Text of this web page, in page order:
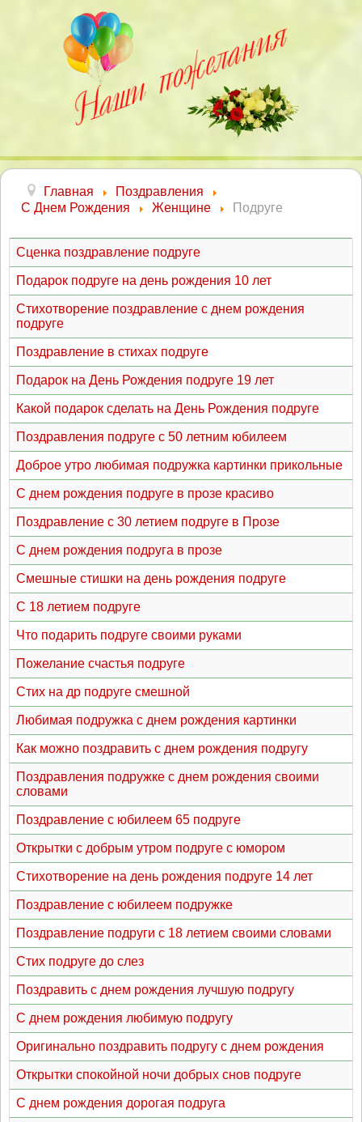
Главная
Поздравления
С Днем Рождения
Женщине Подруге
Сценка поздравление подруге
Подарок подруге на день рождения 10 лет
Стихотворение поздравление с днем рождения
подруге
Поздравление в стихах подруге
Подарок на День Рождения подруге 19 лет
Какой подарок сделать на День Рождения подруге
Поздравления подруге с 50 летним юбилеем
Доброе утро любимая подружка картинки прикольные
С днем рождения подруге в прозе красиво
Поздравление с 30 летием подруге в Прозе
С днем рождения подруга в прозе
Смешные стишки на день рождения подруге
С 18 летием подруге
Что подарить подруге своими руками
Пожелание счастья подруге
Стих на др подруге смешной
Любимая подружка с днем рождения картинки
Как можно поздравить с днем рождения подругу
Поздравления подружке с днем рождения своими
словами
Поздравление с юбилеем 65 подруге
Открытки с добрым утром подруге с юмором
Стихотворение на день рождения подруге 14 лет
Поздравление с юбилеем подружке
Поздравление подруги с 18 летием своими словами
Стих подруге до слез
Поздравить с днем рождения лучшую подругу
С днем рождения любимую подругу
Оригинально поздравить подругу с днем рождения
Открытки спокойной ночи добрых снов подруге
С днем рождения дорогая подруга